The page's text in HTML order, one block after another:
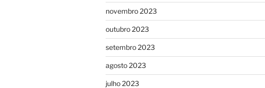
novembro 2023
outubro 2023
setembro 2023
agosto 2023
julho 2023